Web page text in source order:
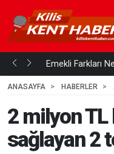
mi... Emekli Farkları
ANASAYFA
HABERLER
2 milyon TL
sağlayan 2